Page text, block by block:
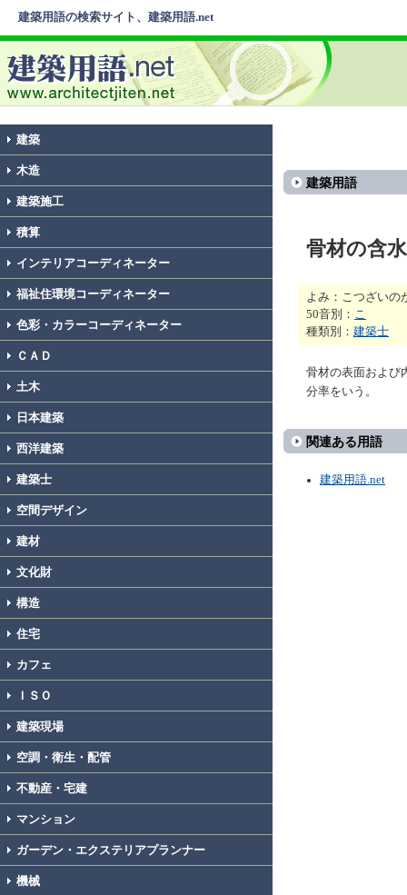
建築用語の検索サイト、建築用語.net
建築
木造
建築施工
積算
インテリアコーディネーター
福祉住環境コーディネーター
色彩・カラーコーディネーター
ＣＡＤ
土木
日本建築
西洋建築
建築士
空間デザイン
建材
文化財
構造
住宅
カフェ
ＩＳＯ
建築現場
空調・衛生・配管
不動産・宅建
マンション
ガーデン・エクステリアプランナー
機械
建築用語
骨材の含
よみ：こつざいの
50音別： こ
種類別： 建築士
骨材の表面および
分率をいう。
関連ある用語
建築用語.net